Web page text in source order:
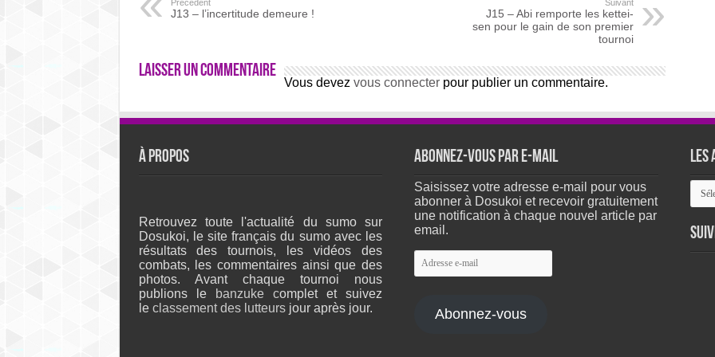
Précédent
J13 – l’incertitude demeure !
Suivant
J15 – Abi remporte les kettei-
sen pour le gain de son premier
tournoi
Laisser un commentaire
Vous devez vous connecterpour publier un commentaire.
À propos
Retrouvez toute l'actualité du sumo sur
Dosukoi, le site français du sumo avec les
résultats des tournois, les vidéos des
combats, les commentaires ainsi que des
photos. Avant chaque tournoi nous
publions le
banzuke complet et suivez
le classement des lutteursjour après jour.
Abonnez-vous par e-mail
Saisissez votre adresse e-mail pour vous
abonner à Dosukoi et recevoir gratuitement
une notification à chaque nouvel article par
email.
Adresse
e-
Abonnez-vous
Les
Les
site